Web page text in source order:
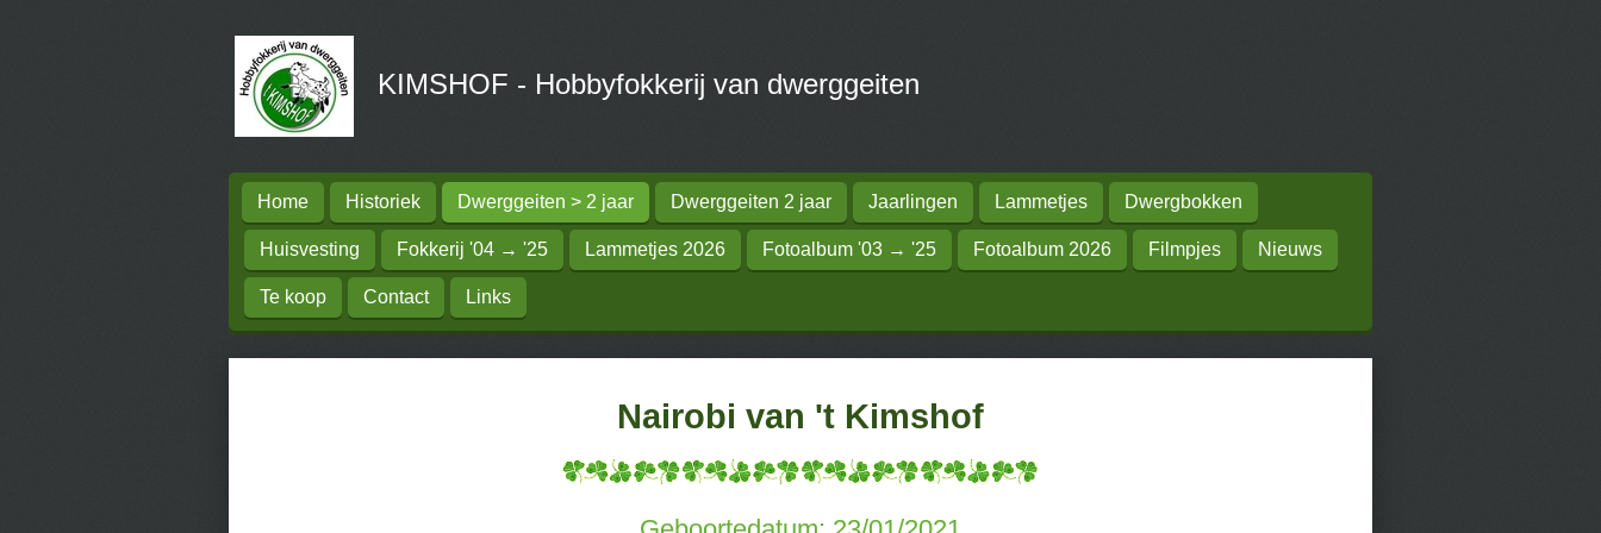
KIMSHOF - Hobbyfokkerij van dwerggeiten
Home Historiek Dwerggeiten > 2 jaar Dwerggeiten 2 jaar Jaarlingen Lammetjes Dwergbokken
Huisvesting Fokkerij '04 → '25 Lammetjes 2026 Fotoalbum '03 → '25 Fotoalbum 2026 Filmpjes Nieuws
Te koop Contact Links
Nairobi van 't Kimshof